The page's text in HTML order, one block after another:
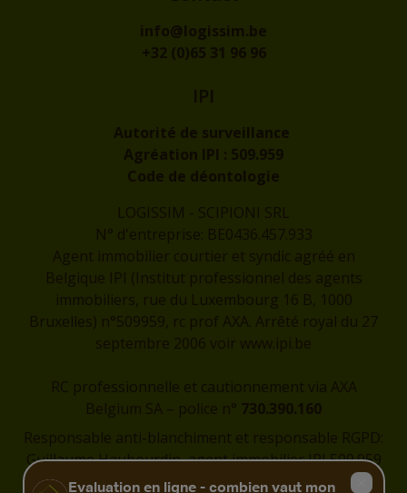
info@logissim.be
+32 (0)65 31 96 96
IPI
Autorité de surveillance
Agréation IPI : 509.959
Code de déontologie
LOGISSIM - SCIPIONI SRL
N° d'entreprise: BE0436.457.933
Agent immobilier courtier et syndic agréé en
Belgique IPI (Institut professionnel des agents
immobiliers, rue du Luxembourg 16 B, 1000
Bruxelles) n°509959, rc prof AXA. Arrêté royal du 27
septembre 2006 voir www.ipi.be
RC professionnelle et cautionnement via AXA
Belgium SA – police n° 730.390.160
Responsable anti-blanchiment et responsable RGPD:
Guillaume Haubourdin, agent immobilier IPI 509.959
-guillaume@logissim.be